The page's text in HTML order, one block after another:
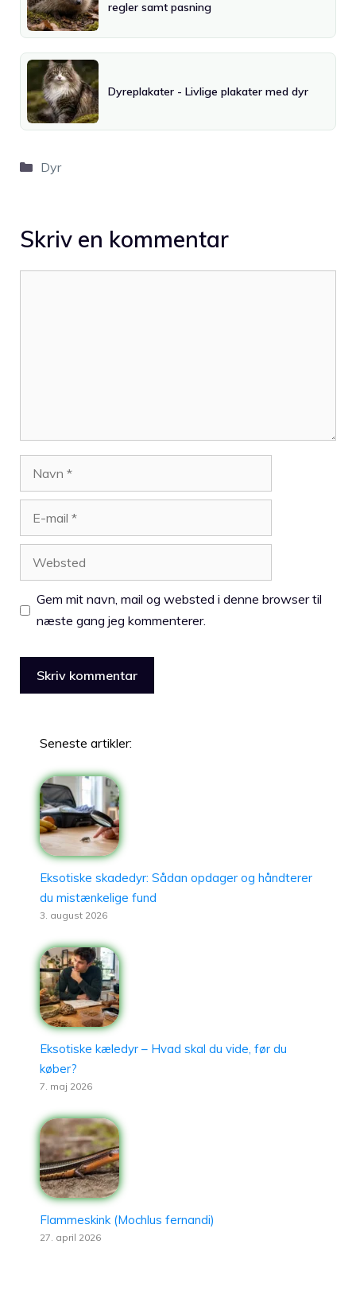
regler samt pasning
Dyreplakater - Livlige plakater med dyr
Kategorier
Dyr
Skriv en kommentar
Gem mit navn, mail og websted i denne browser til
næste gang jeg kommenterer.
Seneste artikler:
Eksotiske skadedyr: Sådan opdager og håndterer
du mistænkelige fund
3. august 2026
Eksotiske kæledyr – Hvad skal du vide, før du
køber?
7. maj 2026
Flammeskink (Mochlus fernandi)
27. april 2026